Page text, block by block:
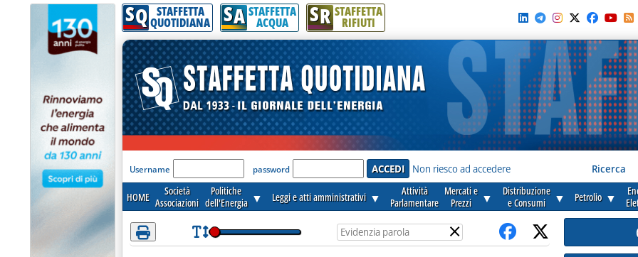
Attenzione! Esegui l'accesso per lèggere interamente la notizia.
SQ STAFFETTA
QUOTIDIANA SA STAFFETTA
ACQUA SR STAFFETTA
RIFIUTI
'Modulo Login per accedere'
Username password Non riesco ad accedere Ricerca
HOME
Società
Associazioni
Politiche
dell'Energia ▼ Leggi e atti amministrativi ▼
Attività
Parlamentare
Mercati e
Prezzi
▼
Distribuzione
e Consumi
▼ Petrolio ▼
×